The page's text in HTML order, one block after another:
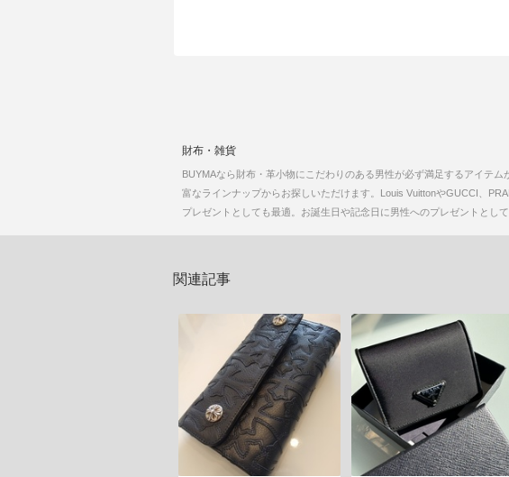
財布・雑貨
BUYMAなら財布・革小物にこだわりのある男性が必ず満足するアイテ
富なラインナップからお探しいただけます。Louis VuittonやGUCCI、
プレゼントとしても最適。お誕生日や記念日に男性へのプレゼントとし
関連記事